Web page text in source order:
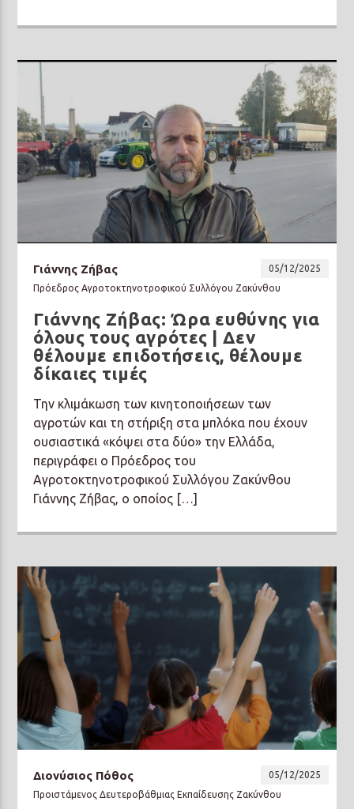
Γιάννης Ζήβας
05/12/2025
Πρόεδρος Αγροτοκτηνοτροφικού Συλλόγου Ζακύνθου
Γιάννης Ζήβας: Ώρα ευθύνης για
όλους τους αγρότες | Δεν
θέλουμε επιδοτήσεις, θέλουμε
δίκαιες τιμές
Την κλιμάκωση των κινητοποιήσεων των
αγροτών και τη στήριξη στα μπλόκα που έχουν
ουσιαστικά «κόψει στα δύο» την Ελλάδα,
περιγράφει ο Πρόεδρος του
Αγροτοκτηνοτροφικού Συλλόγου Ζακύνθου
Γιάννης Ζήβας, ο οποίος […]
Διονύσιος Πόθος
05/12/2025
Προιστάμενος Δευτεροβάθμιας Εκπαίδευσης Ζακύνθου